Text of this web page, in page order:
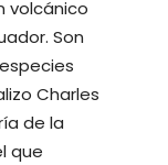
volcánico
Son
Charles
de la
que